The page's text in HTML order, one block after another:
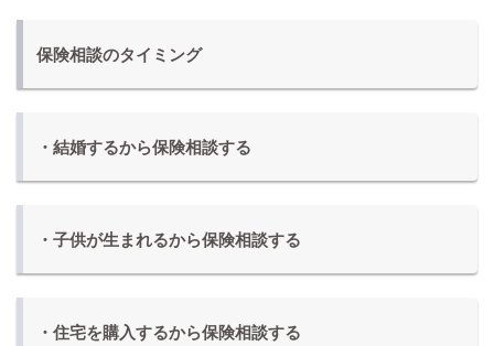
保険相談のタイミング
・結婚するから保険相談する
・子供が生まれるから保険相談する
・住宅を購入するから保険相談する